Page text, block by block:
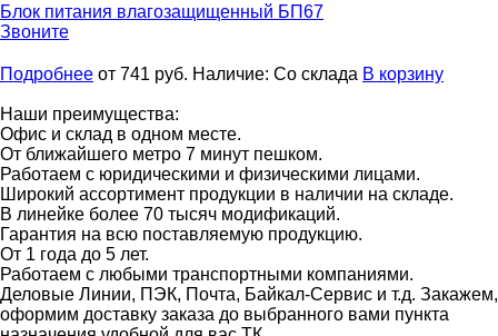
Блок питания влагозащищенный БП67
Звоните
Подробнее от 741 руб. Наличие: Со склада В корзину
Наши преимущества:
Офис и склад в одном месте.
От ближайшего метро 7 минут пешком.
Работаем с юридическими и физическими лицами.
Широкий ассортимент продукции в наличии на складе.
В линейке более 70 тысяч модификаций.
Гарантия на всю поставляемую продукцию.
От 1 года до 5 лет.
Работаем с любыми транспортными компаниями.
Деловые Линии, ПЭК, Почта, Байкал-Сервис и т.д. Закажем,
оформим доставку заказа до выбранного вами пункта